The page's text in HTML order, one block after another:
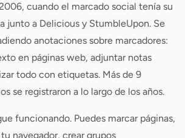
cuando el marcado social tenía su
junto a Delicious y StumbleUpon. Se
anotaciones sobre marcadores:
en páginas web, adjuntar notas
todo con etiquetas. Más de 9
se registraron a lo largo de los años.
funcionando. Puedes marcar páginas,
navegador, crear grupos